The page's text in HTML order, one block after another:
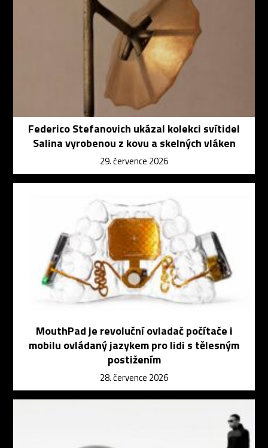
Federico Stefanovich ukázal kolekci svítidel
Salina vyrobenou z kovu a skelných vláken
29. července 2026
MouthPad je revoluční ovladač počítače i
mobilu ovládaný jazykem pro lidi s tělesným
postižením
28. července 2026